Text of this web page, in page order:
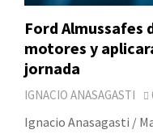
Ford Almussafes
motores y
jornada
IGNACIO ANASAGASTI
Ignacio Anasagasti /